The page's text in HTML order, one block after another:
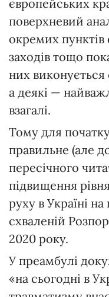
європейських
поверхневий
окремих пунктів
заходів тощо
них
а деякі —
взагалі.
Тому для
правильне (але
пересічного
підвищення
руху в Україні
схваленій
2020 року.
У преамбулі
«на сьогодні в